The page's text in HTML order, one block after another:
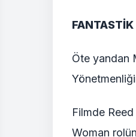
FANTASTİK
Öte yandan
Filmde
Woman